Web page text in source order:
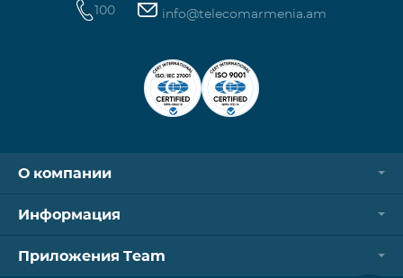
100 info@telecomarmenia.am
О компании
Информация
Приложения Team